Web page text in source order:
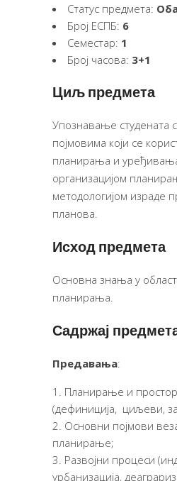
Статус предмета:
Број ЕСПБ: 6
Семестар: 1
Број часова: 3+1
Циљ предмета
Упознавање студената
појмовима који се
планирања и
организацијом
методологијом израде
планова.
Исход предмета
Основна знања у
планирања.
Садржај
Предавања:
Планирање и
(дефиниција, циљеви,
Основни појмови
планирање;
Развојни процеси
урбанизација,